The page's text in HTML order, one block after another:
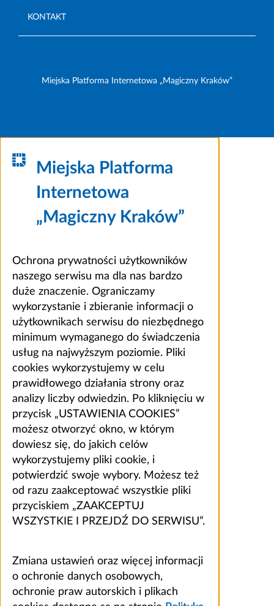
KONTAKT
Miejska Platforma Internetowa „Magiczny Kraków”
Miejska Platforma
Internetowa
„Magiczny Kraków”
Ochrona prywatności użytkowników
naszego serwisu ma dla nas bardzo
duże znaczenie. Ograniczamy
wykorzystanie i zbieranie informacji o
użytkownikach serwisu do niezbędnego
minimum wymaganego do świadczenia
usług na najwyższym poziomie. Pliki
cookies wykorzystujemy w celu
prawidłowego działania strony oraz
analizy liczby odwiedzin. Po kliknięciu w
przycisk „USTAWIENIA COOKIES”
możesz otworzyć okno, w którym
dowiesz się, do jakich celów
wykorzystujemy pliki cookie, i
potwierdzić swoje wybory. Możesz też
od razu zaakceptować wszystkie pliki
przyciskiem „ZAAKCEPTUJ
WSZYSTKIE I PRZEJDŹ DO SERWISU”.
Zmiana ustawień oraz więcej informacji
o ochronie danych osobowych,
ochronie praw autorskich i plikach